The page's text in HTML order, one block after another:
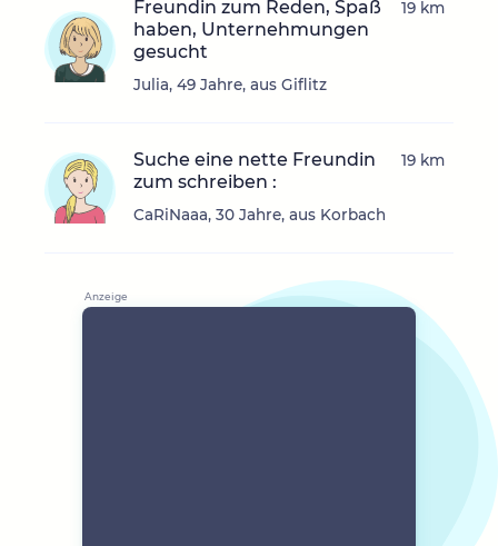
Freundin zum Reden, Spaß
haben, Unternehmungen
gesucht
Julia, 49 Jahre, aus Giflitz
19 km
Suche eine nette Freundin
zum schreiben :
CaRiNaaa, 30 Jahre, aus Korbach
19 km